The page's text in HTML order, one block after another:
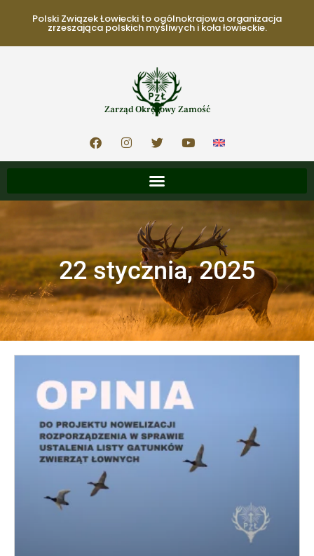
Polski Związek Łowiecki to ogólnokrajowa organizacja
zrzeszająca polskich myśliwych i koła łowieckie.
Zarząd Okręgowy Zamość
22 stycznia, 2025